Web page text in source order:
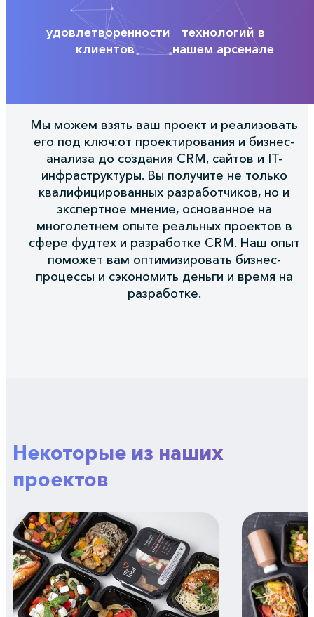
удовлетворенности
клиентов
технологий в
нашем арсенале
Мы можем взять ваш проект и реализовать
его под ключ:от проектирования и бизнес-
анализа до создания CRM, сайтов и IT-
инфраструктуры. Вы получите не только
квалифицированных разработчиков, но и
экспертное мнение, основанное на
многолетнем опыте реальных проектов в
сфере фудтех и разработке CRM. Наш опыт
поможет вам оптимизировать бизнес-
процессы и сэкономить деньги и время на
разработке.
Некоторые из наших
проектов